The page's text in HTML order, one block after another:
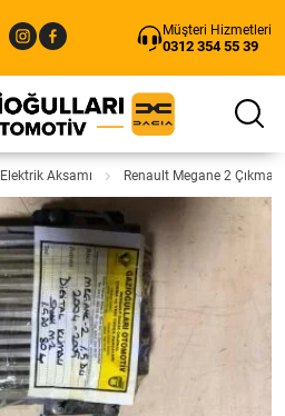
Müşteri Hizmetleri
0312 354 55 39
Elektrik Aksamı Renault Megane 2 Çıkma